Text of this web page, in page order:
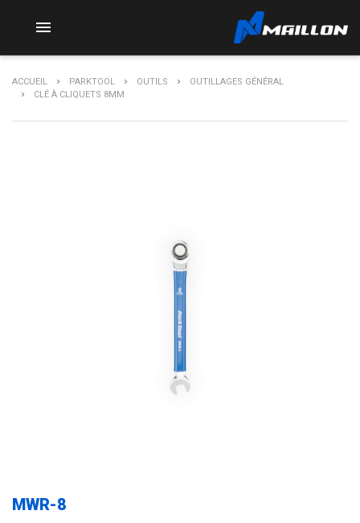

ACCUEIL PARKTOOL OUTILS
OUTILLAGES GÉNÉRAL
CLÉ À CLIQUETS 8MM
MWR-8